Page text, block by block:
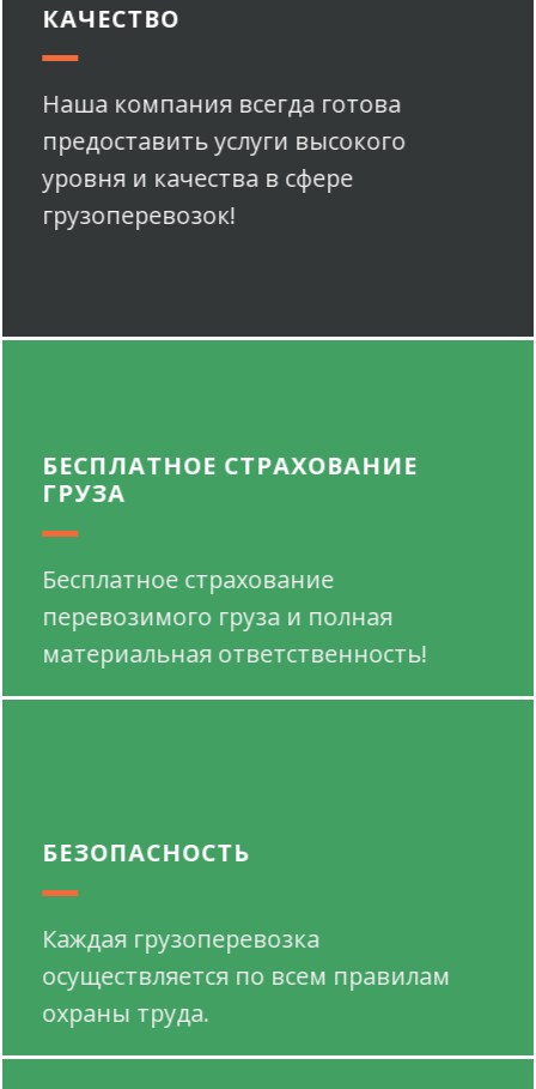
КАЧЕСТВО
Наша компания всегда готова
предоставить услуги высокого
уровня и качества в сфере
грузоперевозок!
БЕСПЛАТНОЕ СТРАХОВАНИЕ
ГРУЗА
Бесплатное страхование
перевозимого груза и полная
материальная ответственность!
БЕЗОПАСНОСТЬ
Каждая грузоперевозка
осуществляется по всем правилам
охраны труда.